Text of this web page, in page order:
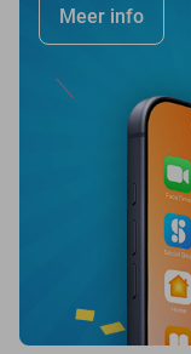
Meer info